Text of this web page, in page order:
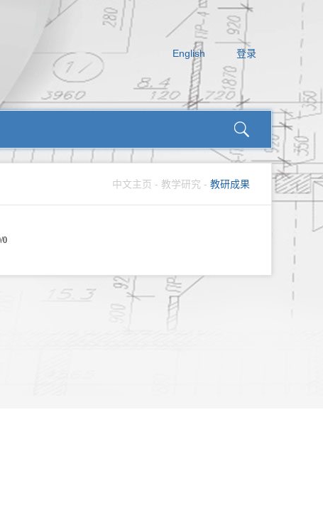
English 登录
中文主页 - 教学研究 - 教研成果
0